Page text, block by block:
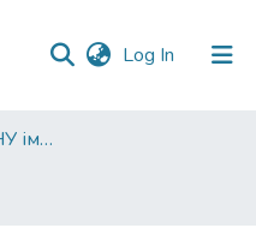
Log In (current)
Наукові видання ОНУ імені І. І. Мечникова